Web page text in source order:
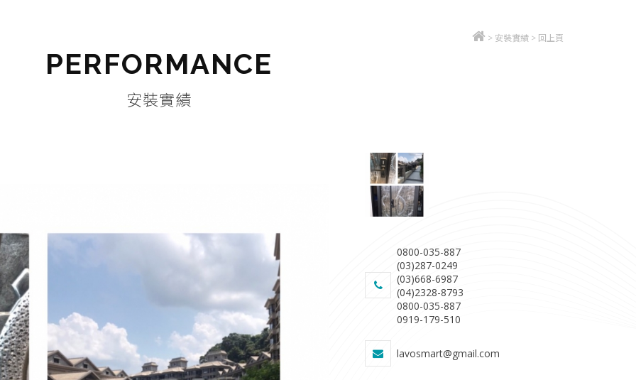
PERFORMANCE
安裝實績
> 安裝實績 > 回上頁
0800-035-887
(03)287-0249
(03)668-6987
(04)2328-8793
0800-035-887
0919-179-510
lavosmart@gmail.com